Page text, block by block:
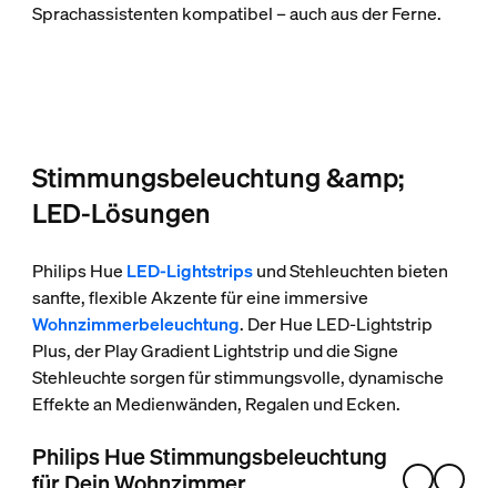
Sprachassistenten kompatibel – auch aus der Ferne.
Stimmungsbeleuchtung &amp;
LED-Lösungen
Philips Hue LED-Lightstripsund Stehleuchten bieten
sanfte, flexible Akzente für eine immersive
Wohnzimmerbeleuchtung. Der Hue LED-Lightstrip
Plus, der Play Gradient Lightstrip und die Signe
Stehleuchte sorgen für stimmungsvolle, dynamische
Effekte an Medienwänden, Regalen und Ecken.
Philips Hue Stimmungsbeleuchtung